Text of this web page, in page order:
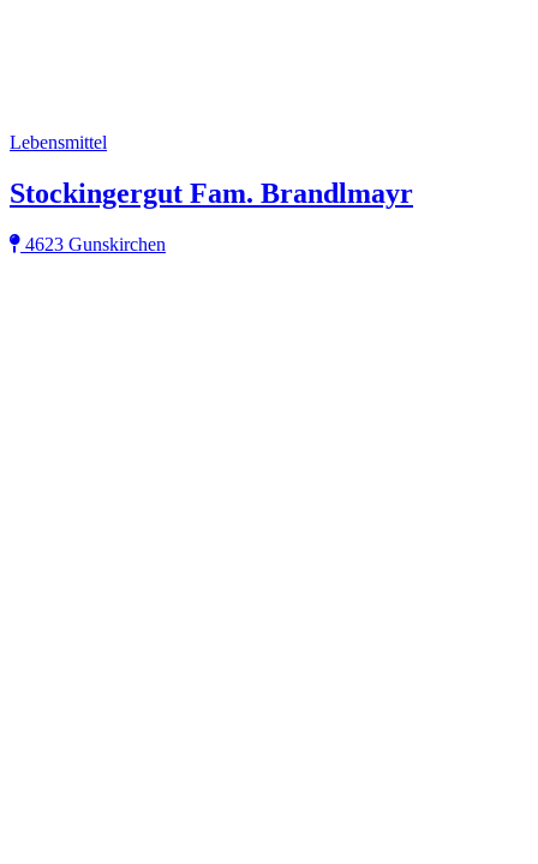
Lebensmittel
Stockingergut Fam. Brandlmayr
4623 Gunskirchen